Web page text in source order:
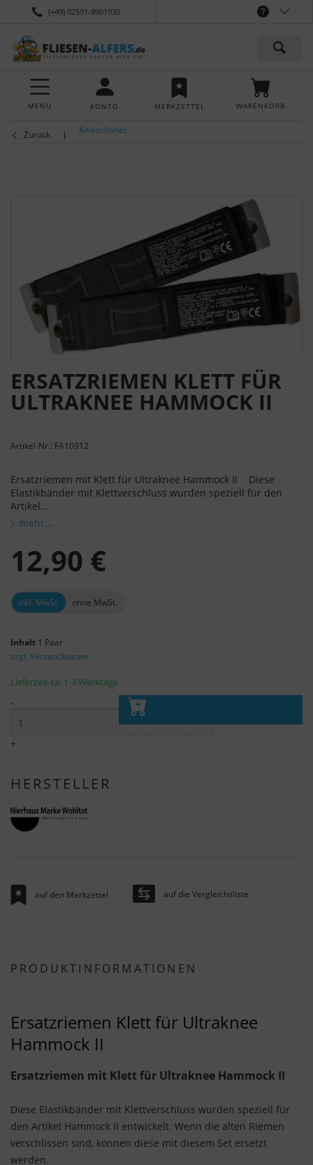
(+49) 02591-9901930
MENÜ KONTO MERKZETTEL WARENKORB
Zurück Knieschoner
ERSATZRIEMEN KLETT FÜR
ULTRAKNEE HAMMOCK II
Artikel-Nr.: FA10912
Ersatzriemen mit Klett für Ultraknee Hammock II Diese
Elastikbänder mit Klettverschluss wurden speziell für den
Artikel...
mehr...
12,90 €
inkl. MwSt. ohne MwSt.
Inhalt 1 Paar
zzgl. Versandkosten
Lieferzeit ca. 1-3 Werktage
-
+
In den Warenkorb
HERSTELLER
auf den Merkzettel auf die Vergleichsliste
PRODUKTINFORMATIONEN
Ersatzriemen Klett für Ultraknee
Hammock II
Ersatzriemen mit Klett für Ultraknee Hammock II
Diese Elastikbänder mit Klettverschluss wurden speziell für
den Artikel Hammock II entwickelt. Wenn die alten Riemen
verschlissen sind, können diese mit diesem Set ersetzt
werden.